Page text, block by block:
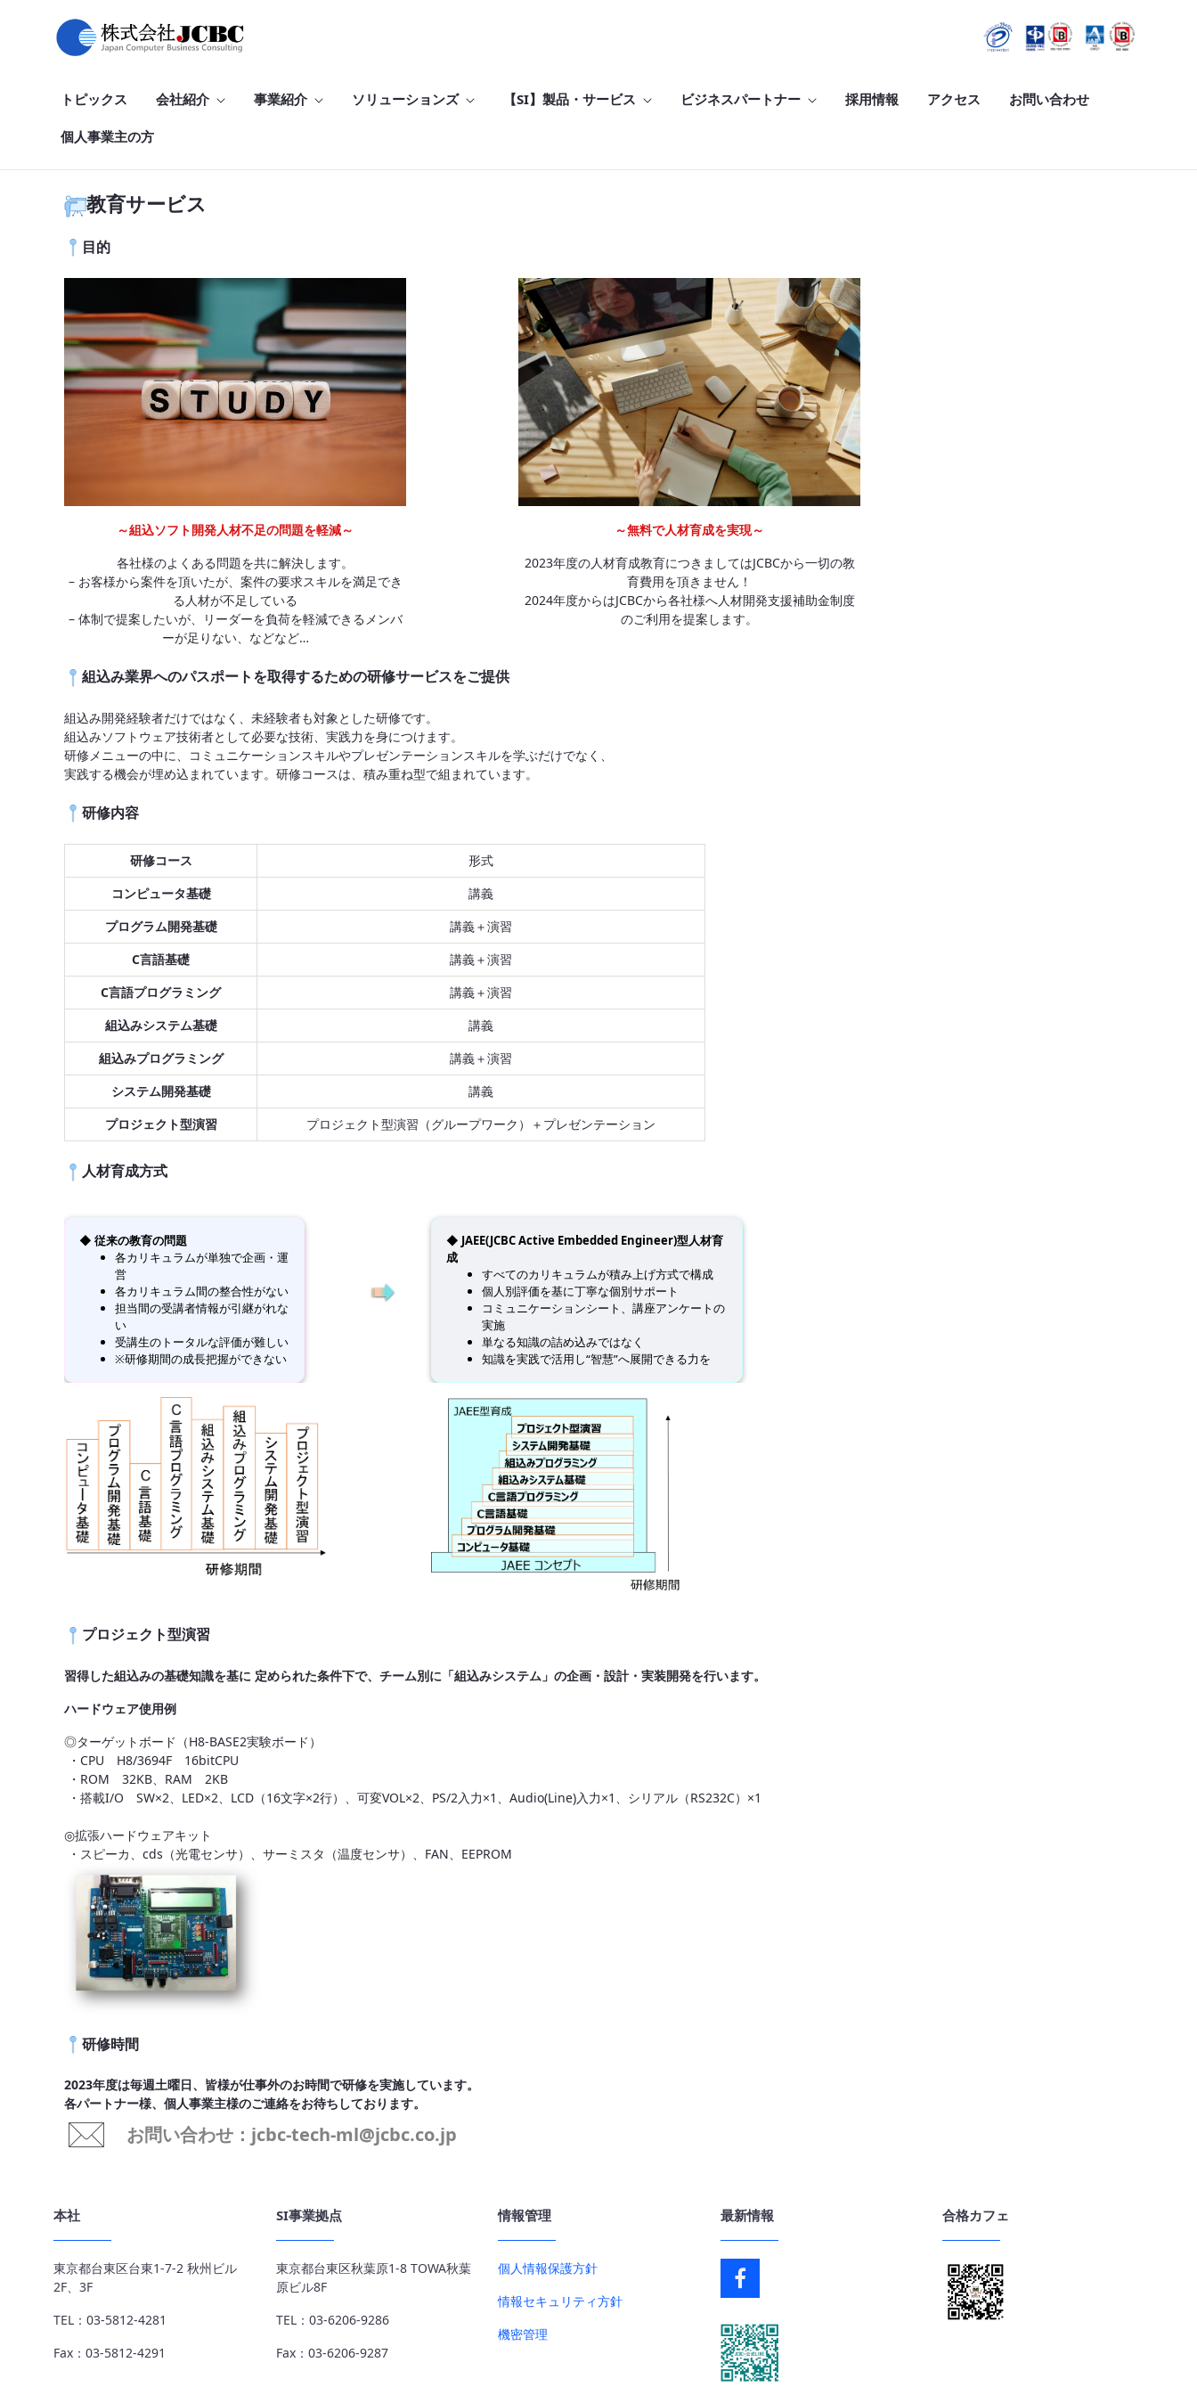
Saut au contenu principal
トピックス 会社紹介 事業紹介 ソリューションズ 【SI】製品・サービス ビジネスパートナー 採用情報 アクセス お問い合わせ
個人事業主の方
教育サービス
目的
～組込ソフト開発人材不足の問題を軽減～
各社様のよくある問題を共に解決します。
– お客様から案件を頂いたが、案件の要求スキルを満足でき
る人材が不足している
– 体制で提案したいが、リーダーを負荷を軽減できるメンバ
ーが足りない、などなど…
～無料で人材育成を実現～
2023年度の人材育成教育につきましてはJCBCから一切の教
育費用を頂きません！
2024年度からはJCBCから各社様へ人材開発支援補助金制度
のご利用を提案します。
組込み業界へのパスポートを取得するための研修サービスをご提供
組込み開発経験者だけではなく、未経験者も対象とした研修です。
組込みソフトウェア技術者として必要な技術、実践力を身につけます。
研修メニューの中に、コミュニケーションスキルやプレゼンテーションスキルを学ぶだけでなく、
実践する機会が埋め込まれています。研修コースは、積み重ね型で組まれています。
研修内容
研修コース
形式
コンピュータ基礎
講義
プログラム開発基礎
講義＋演習
C言語基礎
講義＋演習
C言語プログラミング
講義＋演習
組込みシステム基礎
講義
組込みプログラミング
講義＋演習
システム開発基礎
講義
プロジェクト型演習
プロジェクト型演習（グループワーク）＋プレゼンテーション
人材育成方式
◆ 従来の教育の問題
各カリキュラムが単独で企画・運
営
各カリキュラム間の整合性がない
担当間の受講者情報が引継がれな
い
受講生のトータルな評価が難しい
※研修期間の成長把握ができない
◆ JAEE(JCBC Active Embedded Engineer)型人材育
成
すべてのカリキュラムが積み上げ方式で構成
個人別評価を基に丁寧な個別サポート
コミュニケーションシート、講座アンケートの
実施
単なる知識の詰め込みではなく
知識を実践で活用し“智慧”へ展開できる力を
プロジェクト型演習
習得した組込みの基礎知識を基に 定められた条件下で、チーム別に「組込みシステム」の企画・設計・実装開発を行います。
ハードウェア使用例
◎ターゲットボード（H8-BASE2実験ボード）
・CPU H8/3694F 16bitCPU
・ROM 32KB、RAM 2KB
・搭載I/O SW×2、LED×2、LCD（16文字×2行）、可変VOL×2、PS/2入力×1、Audio(Line)入力×1、シリアル（RS232C）×1
◎拡張ハードウェアキット
・スピーカ、cds（光電センサ）、サーミスタ（温度センサ）、FAN、EEPROM
研修時間
2023年度は毎週土曜日、皆様が仕事外のお時間で研修を実施しています。
各パートナー様、個人事業主様のご連絡をお待ちしております。
お問い合わせ：jcbc-tech-ml@jcbc.co.jp
本社
東京都台東区台東1-7-2 秋州ビル
2F、3F
TEL：03-5812-4281
Fax：03-5812-4291
SI事業拠点
東京都台東区秋葉原1-8 TOWA秋葉
原ビル8F
TEL：03-6206-9286
Fax：03-6206-9287
情報管理
個人情報保護方針
情報セキュリティ方針
機密管理
最新情報 合格カフェ